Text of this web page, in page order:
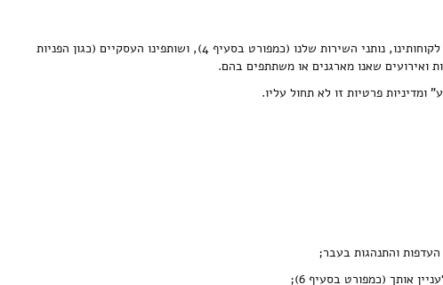
אנו אוספים את המידע האמור ישירות ממך ו/או עקב האינטראקציה והשימוש שלך בשירותים שלנו או באתרי אר.טו.אם באמצעות צדדים שלישיים כגון לקוחותינו, נותני השירות שלנו (כמפורט בסעיף 4), ושותפינו העסקיים (כגון הפניות
פרטיות זו לא תחול עליו.
והתנהגות בעבר;
אותך (כמפורט בסעיף 6);